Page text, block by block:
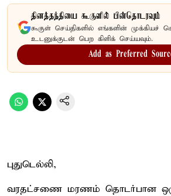
தினத்தந்தியை கூகுளில் பின்தொடரவும்
கூகுள் செய்திகளில் எங்களின் முக்கியச்
உடனுக்குடன் பெற கிளிக் செய்யவும்.
Add as Preferred
புதுடெல்லி,
வரதட்சணை மரணம் தொடர்பான